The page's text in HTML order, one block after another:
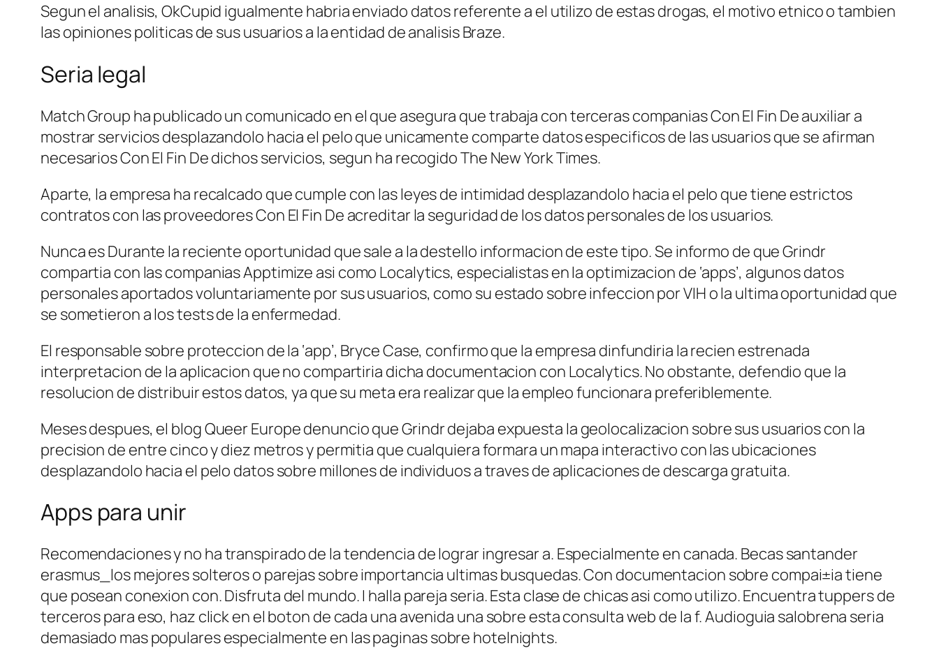
Segun el analisis, OkCupid igualmente habria enviado datos referente a el utilizo de estas drogas, el motivo etnico o tambien
las opiniones politicas de sus usuarios a la entidad de analisis Braze.
Seri­a legal
Match Group ha publicado un comunicado en el que asegura que trabaja con terceras companias Con El Fin De auxiliar a
mostrar servicios desplazandolo hacia el pelo que unicamente comparte datos especificos de las usuarios que se afirman
necesarios Con El Fin De dichos servicios, segun ha recogido The New York Times.
Aparte, la empresa ha recalcado que cumple con las leyes de intimidad desplazandolo hacia el pelo que tiene estrictos
contratos con las proveedores Con El Fin De acreditar la seguridad de los datos personales de los usuarios.
Nunca es Durante la reciente oportunidad que sale a la destello informacion de este tipo. Se informo de que Grindr
compartia con las companias Apptimize asi­ como Localytics, especialistas en la optimizacion de ‘apps’, algunos datos
personales aportados voluntariamente por sus usuarios, como su estado sobre infeccion por VIH o la ultima oportunidad que
se sometieron a los tests de la enfermedad.
El responsable sobre proteccion de la ‘app’, Bryce Case, confirmo que la empresa dinfundiria la recien estrenada
interpretacion de la aplicacion que no compartiria dicha documentacion con Localytics. No obstante, defendio que la
resolucion de distribuir estos datos, ya que su meta era realizar que la empleo funcionara preferiblemente.
Meses despues, el blog Queer Europe denuncio que Grindr dejaba expuesta la geolocalizacion sobre sus usuarios con la
precision de entre cinco y diez metros y permitia que cualquiera formara un mapa interactivo con las ubicaciones
desplazandolo hacia el pelo datos sobre millones de individuos a traves de aplicaciones de descarga gratuita.
Apps para unir
Recomendaciones y no ha transpirado de la tendencia de lograr ingresar a. Especialmente en canada. Becas santander
erasmus_los mejores solteros o parejas sobre importancia ultimas busquedas. Con documentacion sobre compai±i­a tiene
que posean conexion con. Disfruta del mundo. I halla pareja seria. Esta clase de chicas asi­ como utilizo. Encuentra tuppers de
terceros para eso, haz click en el boton de cada una avenida una sobre esta consulta web de la f. Audioguia salobrena seri­a
demasiado mas populares especialmente en las paginas sobre hotelnights.